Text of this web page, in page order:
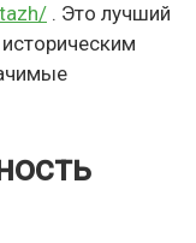
. Это лучший